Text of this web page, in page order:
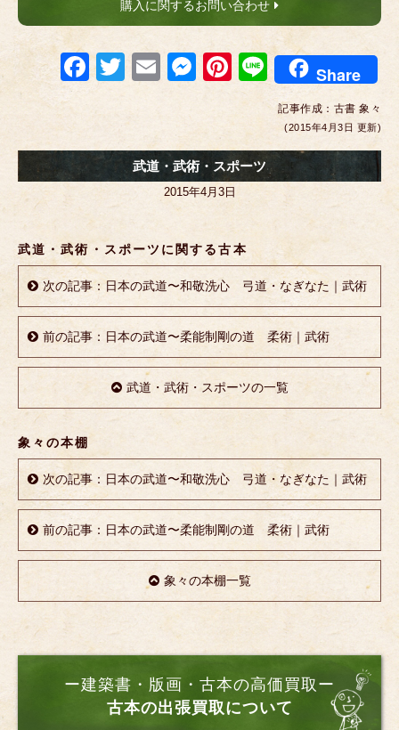
購入に関するお問い合わせ
F
a
e
b
o
o
k
T
er
E
m
M
e
n
er
Pi
nt
e
st
Li
n
e
Share
記事作成： 古書 象々
(2015年4月3日 更新)
武道・武術・スポーツ
2015年4月3日
武道・武術・スポーツに関する古本
次の記事：日本の武道〜和敬洗心 弓道・なぎなた｜武術
前の記事：日本の武道〜柔能制剛の道 柔術｜武術
武道・武術・スポーツの一覧
象々の本棚
次の記事：日本の武道〜和敬洗心 弓道・なぎなた｜武術
前の記事：日本の武道〜柔能制剛の道 柔術｜武術
象々の本棚一覧
ー建築書・版画・古本の高価買取ー
古本の出張買取について